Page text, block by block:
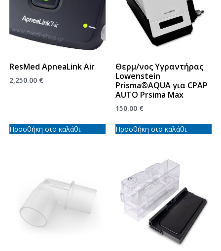
ResMed ApneaLink Air
2,250.00 €
Προσθήκη στο καλάθι
Θερμ/νος Υγραντήρας
Lowenstein
Prisma®AQUA για CPAP
AUTO Prsima Max
150.00 €
Προσθήκη στο καλάθι